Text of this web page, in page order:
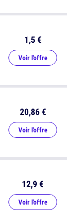
1,5 €
Voir l'offre
12,9 €
Voir l'offre
20,86 €
Voir l'offre